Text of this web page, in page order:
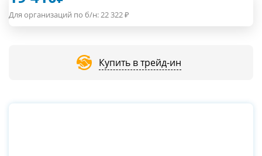
Для организаций по б/н:22 322₽
Купить в трейд-ин